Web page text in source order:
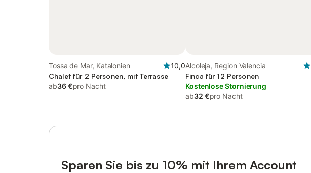
Tossa de Mar, Katalonien
10,0
Chalet für 2 Personen, mit Terrasse
ab36 €pro Nacht
Alcoleja, Region Valencia
Finca für 12 Personen
Kostenlose Stornierung
ab32 €pro Nacht
Sparen Sie bis zu 10% mit Ihrem Account